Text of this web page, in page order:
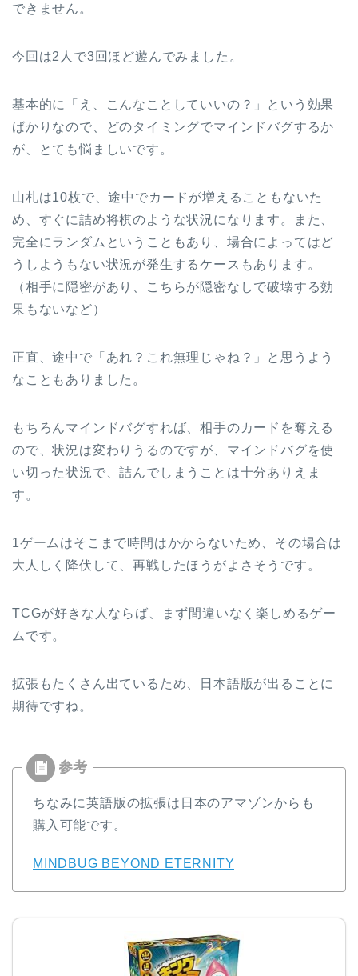
できません。
今回は2人で3回ほど遊んでみました。
基本的に「え、こんなことしていいの？」という効果
ばかりなので、どのタイミングでマインドバグするか
が、とても悩ましいです。
山札は10枚で、途中でカードが増えることもないた
め、すぐに詰め将棋のような状況になります。また、
完全にランダムということもあり、場合によってはど
うしようもない状況が発生するケースもあります。
（相手に隠密があり、こちらが隠密なしで破壊する効
果もないなど）
正直、途中で「あれ？これ無理じゃね？」と思うよう
なこともありました。
もちろんマインドバグすれば、相手のカードを奪える
ので、状況は変わりうるのですが、マインドバグを使
い切った状況で、詰んでしまうことは十分ありえま
す。
1ゲームはそこまで時間はかからないため、その場合は
大人しく降伏して、再戦したほうがよさそうです。
TCGが好きな人ならば、まず間違いなく楽しめるゲー
ムです。
拡張もたくさん出ているため、日本語版が出ることに
期待ですね。
ちなみに英語版の拡張は日本のアマゾンからも
購入可能です。
MINDBUG BEYOND ETERNITY